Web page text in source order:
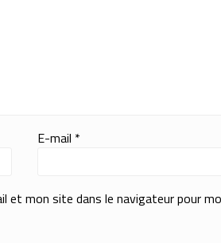
E-mail *
et mon site dans le navigateur pour